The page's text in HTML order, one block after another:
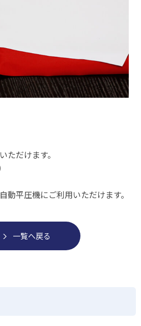
ただけます。
動平圧機にご利用いただけます。
一覧へ戻る